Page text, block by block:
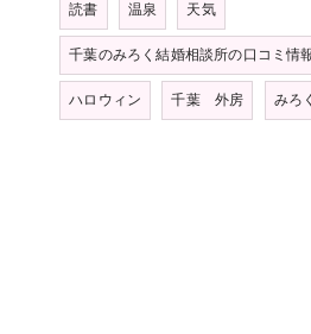
読書 温泉 天気
千葉のみろく結婚相談所の口コミ情
ハロウィン 千葉 外房 みろ